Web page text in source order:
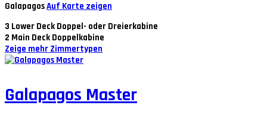
GalapagosAuf Karte zeigen
3 Lower Deck Doppel- oder Dreierkabine
2 Main Deck Doppelkabine
Zeige mehr Zimmertypen
Galapagos Master